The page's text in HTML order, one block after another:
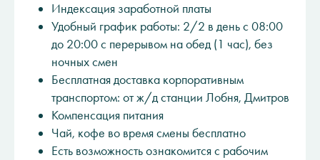
Индексация заработной платы
Удобный график работы: 2/2 в день с 08:00
до 20:00 с перерывом на обед (1 час), без
ночных смен
Бесплатная доставка корпоративным
транспортом: от ж/д станции Лобня, Дмитров
Компенсация питания
Чай, кофе во время смены бесплатно
Есть возможность ознакомится с рабочим